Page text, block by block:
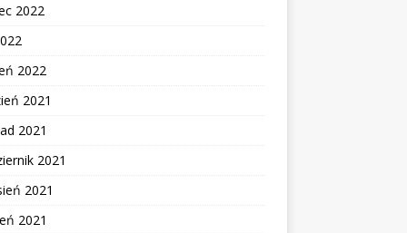
2022
2022
2021
2021
2021
2021
2021